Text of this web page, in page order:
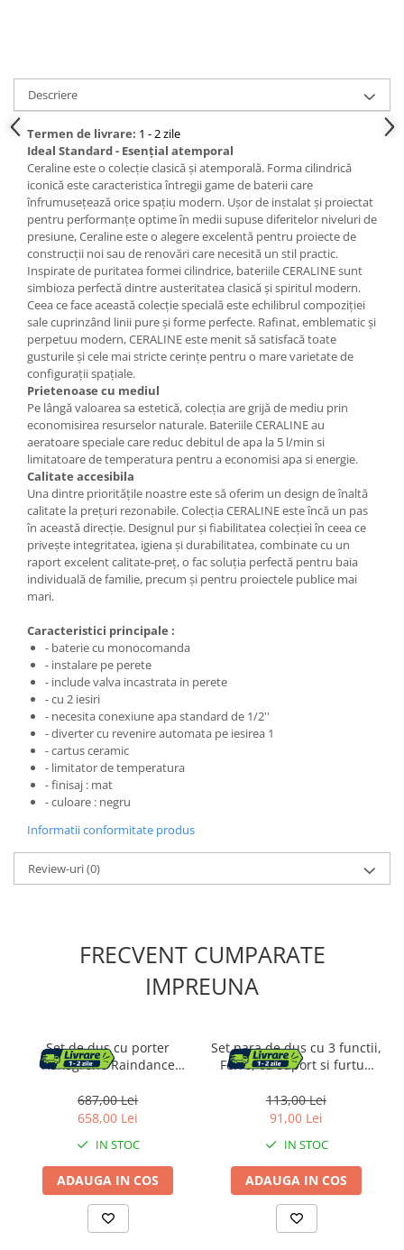
Descriere
Termen de livrare: 1 - 2 zile
Ideal Standard - Esențial atemporal
Ceraline este o colecție clasică și atemporală. Forma cilindrică
iconică este caracteristica întregii game de baterii care
înfrumusețează orice spațiu modern. Ușor de instalat și proiectat
pentru performanțe optime în medii supuse diferitelor niveluri de
presiune, Ceraline este o alegere excelentă pentru proiecte de
construcții noi sau de renovări care necesită un stil practic.
Inspirate de puritatea formei cilindrice, bateriile CERALINE sunt
simbioza perfectă dintre austeritatea clasică și spiritul modern.
Ceea ce face această colecție specială este echilibrul compoziției
sale cuprinzând linii pure și forme perfecte. Rafinat, emblematic și
perpetuu modern, CERALINE este menit să satisfacă toate
gusturile și cele mai stricte cerințe pentru o mare varietate de
configurații spațiale.
Prietenoase cu mediul
Pe lângă valoarea sa estetică, colecția are grijă de mediu prin
economisirea resurselor naturale. Bateriile CERALINE au
aeratoare speciale care reduc debitul de apa la 5 l/min si
limitatoare de temperatura pentru a economisi apa si energie.
Calitate accesibila
Una dintre prioritățile noastre este să oferim un design de înaltă
calitate la prețuri rezonabile. Colecția CERALINE este încă un pas
în această direcție. Designul pur și fiabilitatea colecției în ceea ce
privește integritatea, igiena și durabilitatea, combinate cu un
raport excelent calitate-preț, o fac soluția perfectă pentru baia
individuală de familie, precum și pentru proiectele publice mai
mari.
Caracteristici principale :
- baterie cu monocomanda
- instalare pe perete
- include valva incastrata in perete
- cu 2 iesiri
- necesita conexiune apa standard de 1/2''
- diverter cu revenire automata pe iesirea 1
- cartus ceramic
- limitator de temperatura
- finisaj : mat
- culoare : negru
Informatii conformitate produs
Review-uri(0)
FRECVENT CUMPARATE
IMPREUNA
Set de dus cu porter
Hansgrohe Raindance
687,00 Lei
658,00 Lei
IN STOC
ADAUGA IN COS
Set para de dus cu 3 functii,
Ferro, cu suport si furtun
113,00 Lei
91,00 Lei
IN STOC
ADAUGA IN COS